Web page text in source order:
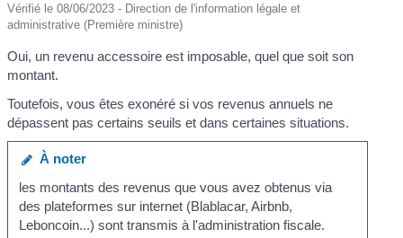
Vérifié le 08/06/2023 - Direction de l'information légale et
administrative (Première ministre)
Oui, un revenu accessoire est imposable, quel que soit son
montant.
Toutefois, vous êtes exonéré si vos revenus annuels ne
dépassent pas certains seuils et dans certaines situations.
À noter
les montants des revenus que vous avez obtenus via
des plateformes sur internet (Blablacar, Airbnb,
Leboncoin...) sont transmis à l'administration fiscale.